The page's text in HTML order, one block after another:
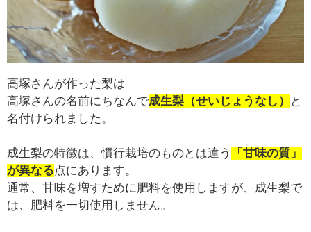
高塚さんが作った梨は
高塚さんの名前にちなんで成生梨（せいじょうなし）
と
名付けられました。
成生梨の特徴は、慣行栽培のものとは違う
「甘味の質」
が異なる点にあります。
通常、甘味を増すために肥料を使用しますが、成生梨で
は、肥料を一切使用しません。